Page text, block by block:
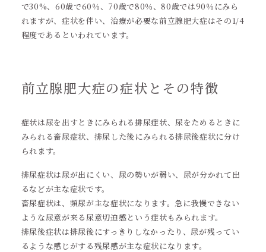
で30%、60歳で60％、70歳で80％、80歳では90％にみら
れますが、症状を伴い、治療が必要な前立腺肥大症はその1/4
程度であるといわれています。
前立腺肥大症の症状とその特徴
症状は尿を出すときにみられる排尿症状、尿をためるときに
みられる畜尿症状、排尿した後にみられる排尿後症状に分け
られます。
排尿症状は尿が出にくい、尿の勢いが弱い、尿が分かれて出
るなどが主な症状です。
畜尿症状は、頻尿が主な症状になります。急に我慢できない
ような尿意が来る尿意切迫感という症状もみられます。
排尿後症状は排尿後にすっきりしなかったり、尿が残ってい
るような感じがする残尿感が主な症状になります。